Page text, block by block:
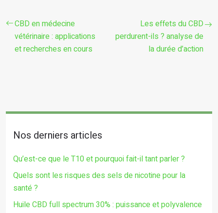
CBD en médecine
vétérinaire : applications
et recherches en cours
Les effets du CBD
perdurent-ils ? analyse de
la durée d’action
Nos derniers articles
Qu’est-ce que le T10 et pourquoi fait-il tant parler ?
Quels sont les risques des sels de nicotine pour la
santé ?
Huile CBD full spectrum 30% : puissance et polyvalence